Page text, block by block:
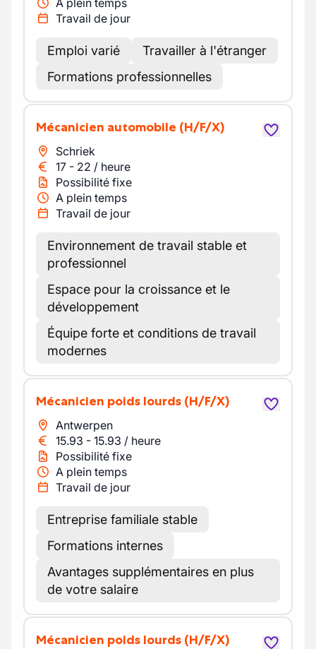
A plein temps
Travail de jour
Emploi varié
Travailler à l'étranger
Formations professionnelles
Mécanicien automobile (H/F/X)
Schriek
17 - 22 / heure
Possibilité fixe
A plein temps
Travail de jour
Environnement de travail stable et
professionnel
Espace pour la croissance et le
développement
Équipe forte et conditions de travail
modernes
Mécanicien poids lourds (H/F/X)
Antwerpen
15.93 - 15.93 / heure
Possibilité fixe
A plein temps
Travail de jour
Entreprise familiale stable
Formations internes
Avantages supplémentaires en plus
de votre salaire
Mécanicien poids lourds (H/F/X)